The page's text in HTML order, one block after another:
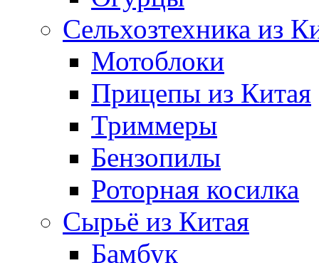
Сельхозтехника из
Мотоблоки
Прицепы из Китая
Триммеры
Бензопилы
Роторная косилка
Сырьё из Китая
Бамбук